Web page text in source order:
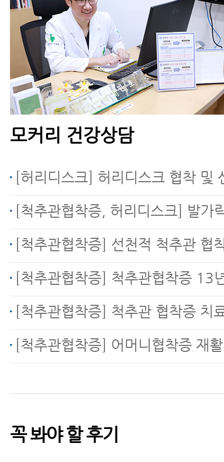
척추전방전위증을 동반
한 척추협착증, 수술 없
이 치료하는 방법
척추관협착증의 진행을
허리디스크, 척추관협착
증 MRI만 보고 진단하면
안 되는 이유
허리협착증이 아니라 디
스크라구요
척추관협착증 한방치료
모커리 건강상담
[허리디스크] 허리디스크 협착 및 신경통 문의 (디스크내장
[척추관협착증, 허리디스크] 발가락 마비
[척추관협착증] 선천적 척추관 협착증으로 인한
[척추관협착증] 척추관협착증 13년, 운동으로 호전됐지만
[척추관협착증] 척추관 협착증 치
[척추관협착증] 어머니협착증 재활치
꼭 봐야 할 후기